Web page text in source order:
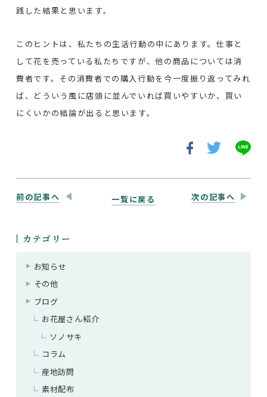
践した結果と思います。
このヒントは、私たちの生活行動の中にあります。仕事と
して花を売っている私たちですが、他の商品については消
費者です。その消費者での購入行動を今一度振り返ってみれ
ば、どういう風に店頭に並んでいれば買いやすいか、買い
にくいかの結論が出ると思います。
前の記事へ 一覧に戻る 次の記事へ
カテゴリー
お知らせ
その他
ブログ
お花屋さん紹介
ソノサキ
コラム
産地訪問
素材配布